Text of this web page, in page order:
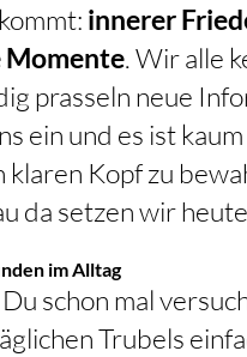
innerer
. Wir alle
prasseln neue
ein und es ist kaum
klaren Kopf zu
da setzen wir heute
im Alltag
schon mal
Trubels